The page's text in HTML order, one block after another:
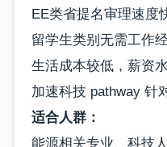
EE类省提名审理速度
留学生类别无需工作
生活成本较低，薪资
加速科技 pathway 针
适合人群：
能源相关专业、科技